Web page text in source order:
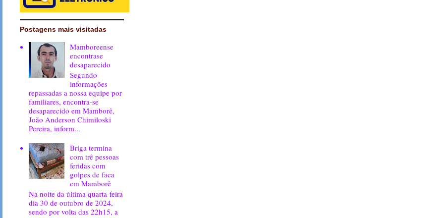
Postagens mais visitadas
Mamboreense
encontrase
desaparecido
Segundo
informações
repassadas a nossa equipe por
familiares, encontra-se
desaparecido em Mamborê,
João Anderson Chimiloski
Pereira, inform...
Briga termina
com trê pessoas
feridas com
golpes de faca
em Mamborê
Na noite da última quarta-feira
dia 30 de outubro de 2024,
sendo por volta das 22h15, a